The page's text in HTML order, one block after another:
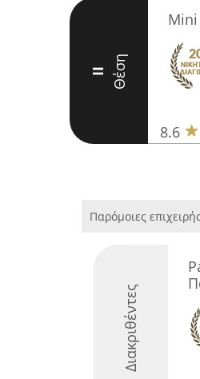
II Θέση
8.6
Παρόμοιες
Διακριθέντες